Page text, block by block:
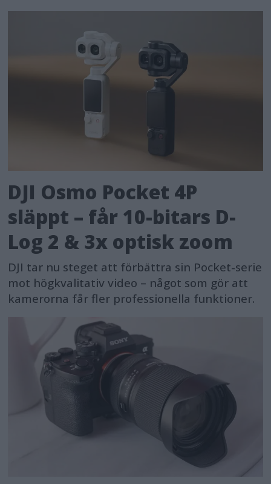
DJI Osmo Pocket 4P
släppt – får 10-bitars D-
Log 2 & 3x optisk zoom
DJI tar nu steget att förbättra sin Pocket-serie
mot högkvalitativ video – något som gör att
kamerorna får fler professionella funktioner.